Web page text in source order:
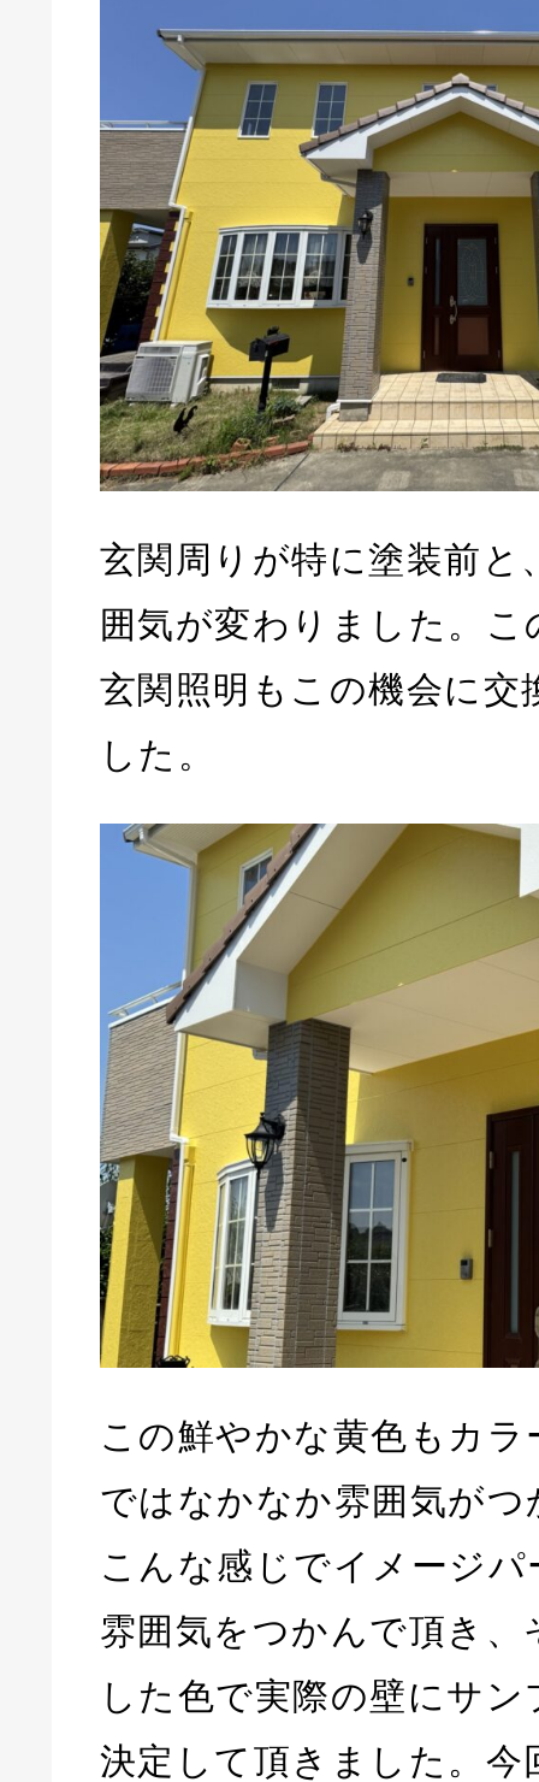
玄関周りが特に塗装前と
囲気が変わりました。
玄関照明もこの機会に交
した。
この鮮やかな黄色もカ
ではなかなか雰囲気が
こんな感じでイメージ
雰囲気をつかんで頂き、
した色で実際の壁にサ
決定して頂きました。今